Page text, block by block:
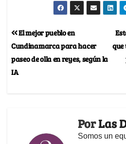
El mejor pueblo en
Cundinamarca para hacer
paseo de olla en reyes, según la
IA
PorLas
Somos un